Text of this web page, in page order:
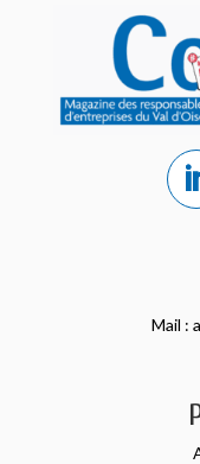
Mail :